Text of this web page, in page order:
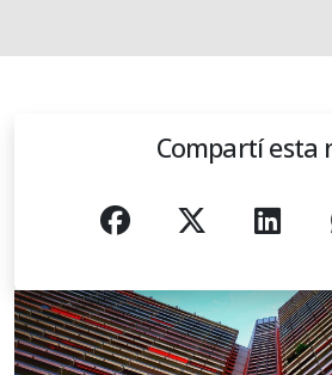
Compartí esta